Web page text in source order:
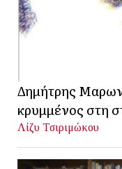
Δημήτρης
κρυμμένος στη
Λίζυ Τσιριμώκου